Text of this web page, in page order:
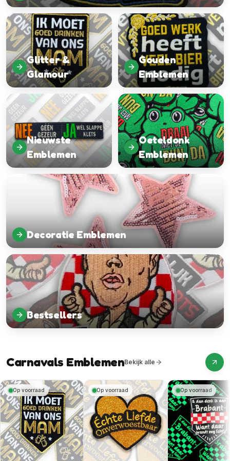
Glitter &
Glamour
Gouden
Emblemen
Nieuwste
Emblemen
Oeteldonk
Emblemen
Decoratie Emblemen
Bestsellers
Carnavals EmblemenBekijk alle
Op voorraad Op voorraad Op voorraad